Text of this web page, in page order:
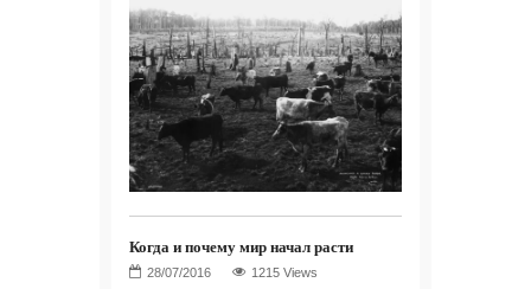
Когда и почему мир начал расти
1215 Views